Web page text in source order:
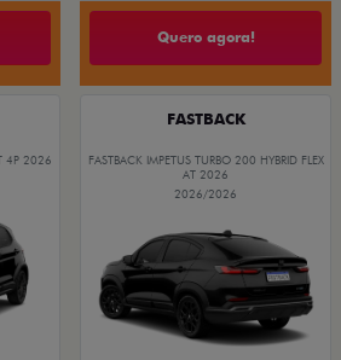
Quero agora!
4P 2026
FASTBACK
FASTBACK IMPETUS TURBO 200 HYBRID FLEX
AT 2026
2026/2026